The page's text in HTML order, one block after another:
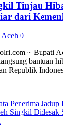
Tinjau
dari
Aceh 0
~ Bupati
bantuan
Republik